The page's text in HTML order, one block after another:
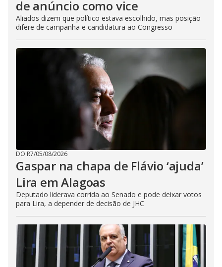
de anúncio como vice
Aliados dizem que político estava escolhido, mas posição
difere de campanha e candidatura ao Congresso
DO R7/05/08/2026
Gaspar na chapa de Flávio ‘ajuda’
Lira em Alagoas
Deputado liderava corrida ao Senado e pode deixar votos
para Lira, a depender de decisão de JHC